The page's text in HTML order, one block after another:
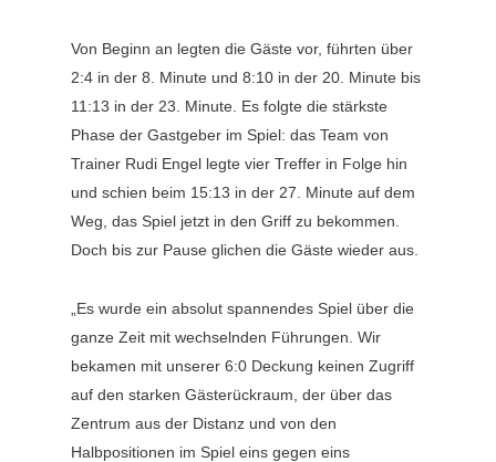
Von Beginn an legten die Gäste vor, führten über
2:4 in der 8. Minute und 8:10 in der 20. Minute bis
11:13 in der 23. Minute. Es folgte die stärkste
Phase der Gastgeber im Spiel: das Team von
Trainer Rudi Engel legte vier Treffer in Folge hin
und schien beim 15:13 in der 27. Minute auf dem
Weg, das Spiel jetzt in den Griff zu bekommen.
Doch bis zur Pause glichen die Gäste wieder aus.
„Es wurde ein absolut spannendes Spiel über die
ganze Zeit mit wechselnden Führungen. Wir
bekamen mit unserer 6:0 Deckung keinen Zugriff
auf den starken Gästerückraum, der über das
Zentrum aus der Distanz und von den
Halbpositionen im Spiel eins gegen eins